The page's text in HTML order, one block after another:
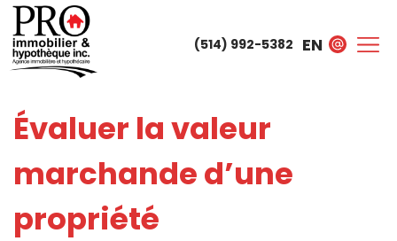
(514) 992-5382 EN
Évaluer la valeur
marchande d’une
propriété